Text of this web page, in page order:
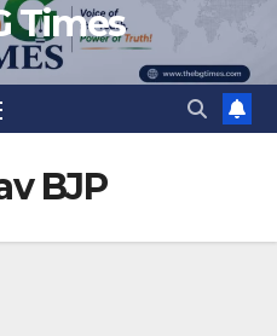
Times
BJP